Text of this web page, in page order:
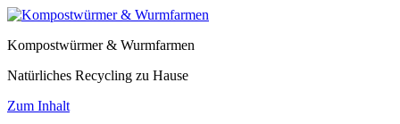
Kompostwürmer & Wurmfarmen
Natürliches Recycling zu Hause
Zum Inhalt